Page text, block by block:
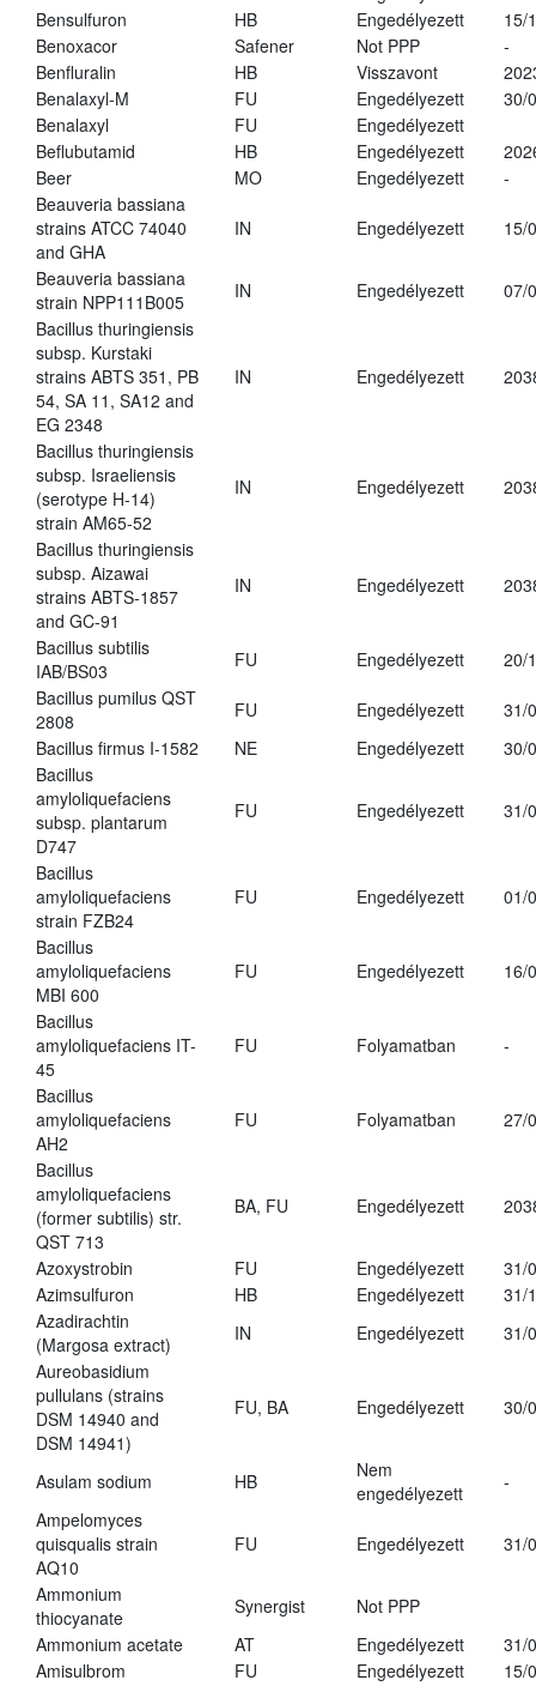
Bensulfuron
HB Engedélyezett
15/
Benoxacor
Safener Not PPP
-
Benfluralin
HB Visszavont
Benalaxyl-M
FU Engedélyezett
30/
Benalaxyl
FU
Engedélyezett
Beflubutamid
HB Engedélyezett
Beer
MO Engedélyezett
-
Beauveria bassiana
strains ATCC 74040
and GHA
IN Engedélyezett 15/
Beauveria bassiana
strain NPP111B005
IN Engedélyezett
07/
Bacillus thuringiensis
subsp. Kurstaki
strains ABTS 351, PB
54, SA 11, SA12 and
EG 2348
IN Engedélyezett
Bacillus thuringiensis
subsp. Israeliensis
(serotype H-14)
strain AM65-52
IN Engedélyezett
Bacillus thuringiensis
subsp. Aizawai
strains ABTS-1857
and GC-91
IN Engedélyezett
Bacillus subtilis
IAB/BS03
FU Engedélyezett
20/
Bacillus pumilus QST
2808
FU Engedélyezett
31/
Bacillus firmus I-1582
NE Engedélyezett
30/
Bacillus
amyloliquefaciens
subsp. plantarum
D747
FU Engedélyezett 31/
Bacillus
amyloliquefaciens
strain FZB24
FU Engedélyezett 01/
Bacillus
amyloliquefaciens
MBI 600
FU Engedélyezett 16/
Bacillus
amyloliquefaciens IT-
45
FU Folyamatban -
Bacillus
amyloliquefaciens
AH2
FU Folyamatban 27/
Bacillus
amyloliquefaciens
(former subtilis) str.
QST 713
BA, FU Engedélyezett
Azoxystrobin FU Engedélyezett
31/
Azimsulfuron
HB Engedélyezett
31/
Azadirachtin
(Margosa extract)
IN Engedélyezett
31/
Aureobasidium
pullulans (strains
DSM 14940 and
DSM 14941)
FU, BA Engedélyezett 30/
Asulam sodium HB
Nem
engedélyezett
-
Ampelomyces
quisqualis strain
AQ10
FU Engedélyezett 31/
Ammonium
thiocyanate
Synergist
Not PPP
Ammonium acetate
AT Engedélyezett
31/
Amisulbrom
FU Engedélyezett
15/